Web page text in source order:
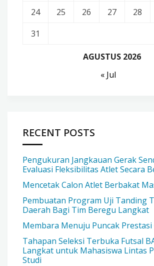
AGUSTUS 2026
24
25 26 27 28
31
« Jul
RECENT POSTS
Pengukuran Jangkauan Gerak
Evaluasi Fleksibilitas Atlet Secara
Mencetak Calon Atlet Berbakat
Pembuatan Program Uji Tanding
Daerah Bagi Tim Beregu Langkat
Membara Menuju Puncak
Tahapan Seleksi Terbuka Futsal
Langkat untuk Mahasiswa Lintas
Studi